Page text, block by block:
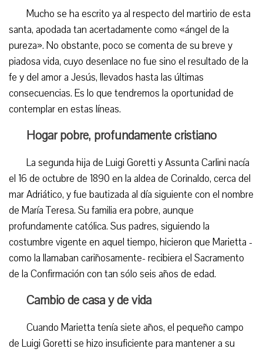
Mucho se ha escrito ya al respecto del martirio de esta
santa, apodada tan acertadamente como «ángel de la
pureza». No obstante, poco se comenta de su breve y
piadosa vida, cuyo desenlace no fue sino el resultado de la
fe y del amor a Jesús, llevados hasta las últimas
consecuencias. Es lo que tendremos la oportunidad de
contemplar en estas líneas.
Hogar pobre, profundamente cristiano
La segunda hija de Luigi Goretti y Assunta Carlini nacía
el 16 de octubre de 1890 en la aldea de Corinaldo, cerca del
mar Adriático, y fue bautizada al día siguiente con el nombre
de María Teresa. Su familia era pobre, aunque
profundamente católica. Sus padres, siguiendo la
costumbre vigente en aquel tiempo, hicieron que Marietta -
como la llamaban cariñosamente- recibiera el Sacramento
de la Confirmación con tan sólo seis años de edad.
Cambio de casa y de vida
Cuando Marietta tenía siete años, el pequeño campo
de Luigi Goretti se hizo insuficiente para mantener a su